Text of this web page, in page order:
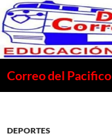
Saltar
al
contenido
Correo del Pacifico
DEPORTES